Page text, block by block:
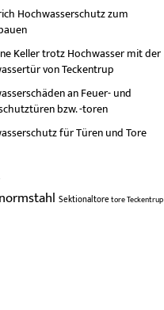
Hochwasserschutz zum
Keller trotz Hochwasser mit der
von Teckentrup
an Feuer- und
bzw. -toren
für Türen und Tore
normstahl SektionaltoretoreTeckentrup